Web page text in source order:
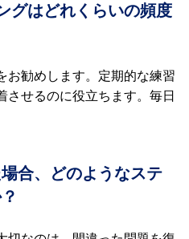
グはどれくらいの頻度
お勧めします。定期的な練習
させるのに役立ちます。毎日
合、どのようなステ